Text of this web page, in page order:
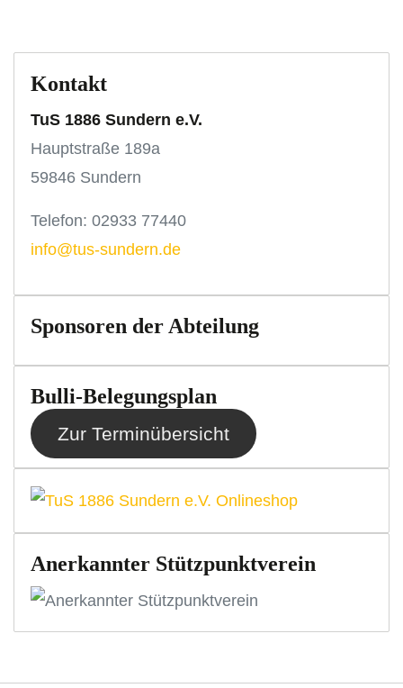
Kontakt
TuS 1886 Sundern e.V.
Hauptstraße 189a
59846 Sundern
Telefon: 02933 77440
info@tus-sundern.de
Sponsoren der Abteilung
Bulli-Belegungsplan
Zur Terminübersicht
Anerkannter Stützpunktverein